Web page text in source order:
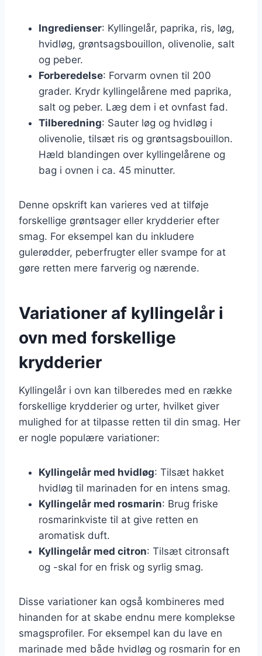
Ingredienser: Kyllingelår, paprika, ris, løg,
hvidløg, grøntsagsbouillon, olivenolie, salt
og peber.
Forberedelse: Forvarm ovnen til 200
grader. Krydr kyllingelårene med paprika,
salt og peber. Læg dem i et ovnfast fad.
Tilberedning: Sauter løg og hvidløg i
olivenolie, tilsæt ris og grøntsagsbouillon.
Hæld blandingen over kyllingelårene og
bag i ovnen i ca. 45 minutter.
Denne opskrift kan varieres ved at tilføje
forskellige grøntsager eller krydderier efter
smag. For eksempel kan du inkludere
gulerødder, peberfrugter eller svampe for at
gøre retten mere farverig og nærende.
Variationer af kyllingelår i
ovn med forskellige
krydderier
Kyllingelår i ovn kan tilberedes med en række
forskellige krydderier og urter, hvilket giver
mulighed for at tilpasse retten til din smag. Her
er nogle populære variationer:
Kyllingelår med hvidløg: Tilsæt hakket
hvidløg til marinaden for en intens smag.
Kyllingelår med rosmarin: Brug friske
rosmarinkviste til at give retten en
aromatisk duft.
Kyllingelår med citron: Tilsæt citronsaft
og -skal for en frisk og syrlig smag.
Disse variationer kan også kombineres med
hinanden for at skabe endnu mere komplekse
smagsprofiler. For eksempel kan du lave en
marinade med både hvidløg og rosmarin for en